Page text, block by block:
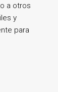
a otros
y
para